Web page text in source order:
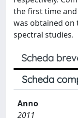
the first time
was obtained on
spectral studies.
Scheda
Scheda
Anno
2011